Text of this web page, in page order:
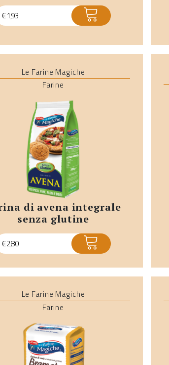
€1,93 ACQUISTA
Le Farine Magiche
Farine
senza glutine
€2,80 ACQUISTA
Le Farine Magiche
Farine